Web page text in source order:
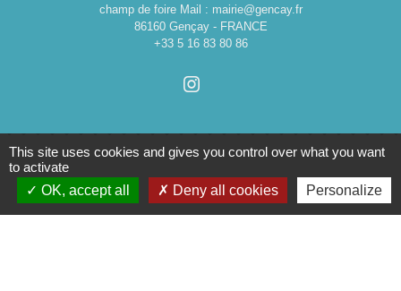
champ de foire Mail : mairie@gencay.fr
86160 Gençay - FRANCE
+33 5 16 83 80 86
Liens
This site uses cookies and gives you control over what you want
to activate
OK, accept all
Deny all cookies Personalize